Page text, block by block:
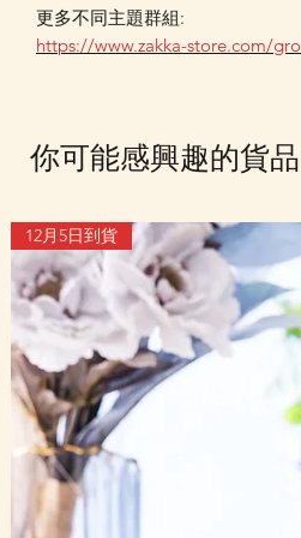
更多不同主題群組:
https://www.zakka-store.com/
你可能感興趣的貨品
12月5日到貨